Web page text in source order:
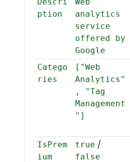
ption
analytics
service
offered by
Google
Catego
ries
["Web
Analytics"
, "Tag
Management
"]
IsPrem
ium
true /
false